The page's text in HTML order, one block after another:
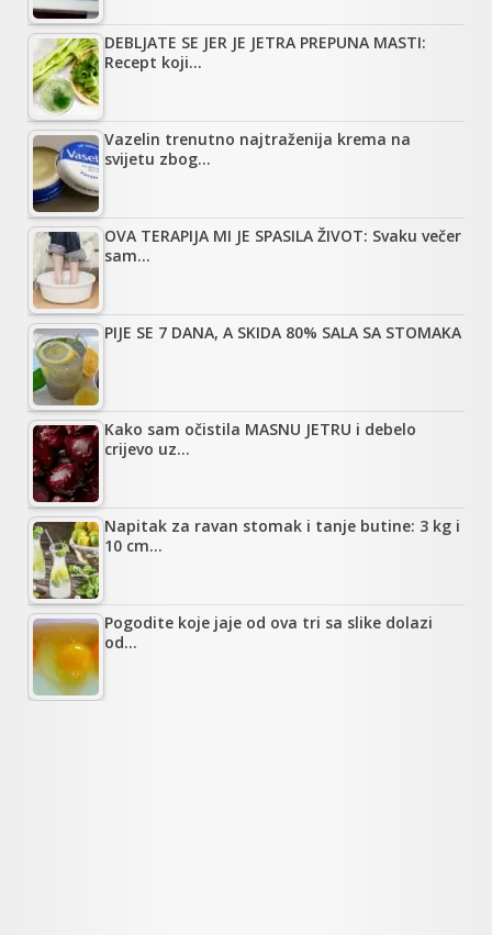
DEBLJATE SE JER JE JETRA PREPUNA MASTI:
Recept koji…
Vazelin trenutno najtraženija krema na
svijetu zbog…
OVA TERAPIJA MI JE SPASILA ŽIVOT: Svaku večer
sam…
PIJE SE 7 DANA, A SKIDA 80% SALA SA STOMAKA
Kako sam očistila MASNU JETRU i debelo
crijevo uz…
Napitak za ravan stomak i tanje butine: 3 kg i
10 cm…
Pogodite koje jaje od ova tri sa slike dolazi
od…